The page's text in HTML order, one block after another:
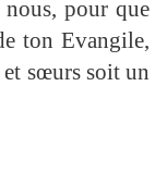
pour que
ton Evangile,
et sœurs soit un